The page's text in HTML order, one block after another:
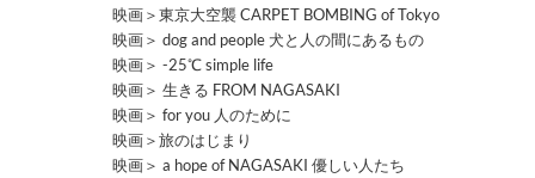
映画＞東京大空襲 CARPET BOMBING of Tokyo
映画＞ dog and people 犬と人の間にあるもの
映画＞ -25℃ simple life
映画＞ 生きる FROM NAGASAKI
映画＞ for you 人のために
映画＞旅のはじまり
映画＞ a hope of NAGASAKI 優しい人たち